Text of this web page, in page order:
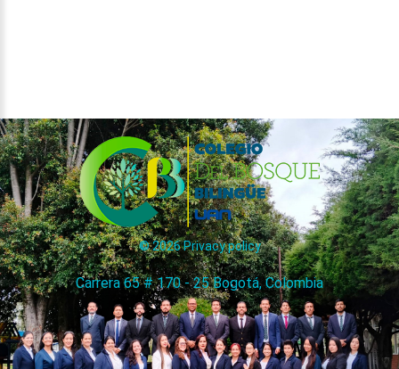
©2026Privacy policy
Carrera 65 # 170 - 25 Bogotá, Colombia